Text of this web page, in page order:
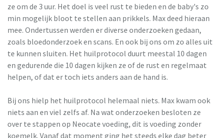
ze om de 3 uur. Het doel is veel rust te bieden en de baby's zo
min mogelijk bloot te stellen aan prikkels. Max deed hieraan
mee. Ondertussen werden er diverse onderzoeken gedaan,
zoals bloedonderzoek en scans. En ook bij ons om zo alles uit
te kunnen sluiten. Het huilprotocol duurt meestal 10 dagen
en gedurende die 10 dagen kijken ze of de rust en regelmaat
helpen, of dat er toch iets anders aan de hand is.
Bij ons hielp het huilprotocol helemaal niets. Max kwam ook
niets aan en viel zelfs af. Na wat onderzoeken besloten ze
over te stappen op Neocate voeding, dit is voeding zonder
koemelk. Vanaf dat moment ging het steeds elke dag beter